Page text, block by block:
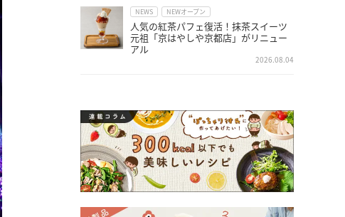
NEWS NEWオープン
人気の紅茶パフェ復活！抹茶スイーツ
元祖「京はやしや京都店」がリニュー
アル
2026.08.04